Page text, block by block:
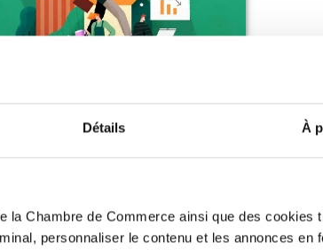
Détails À
la Chambre de Commerce ainsi que des cookies
personnaliser le contenu et les annonces en